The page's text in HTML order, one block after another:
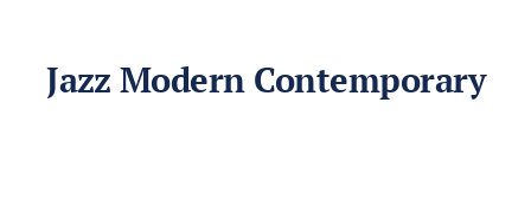
Jazz Modern Contemporary